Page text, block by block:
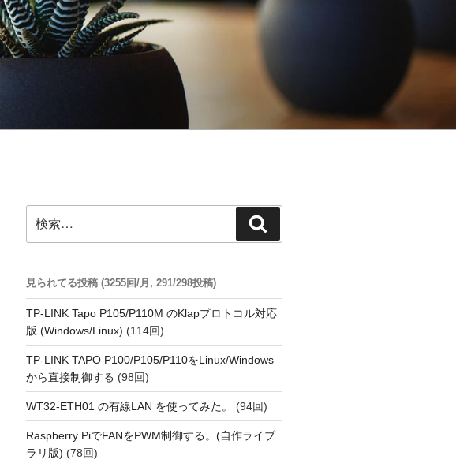
索:
索
見られてる投稿 (3255回/月, 291/298投稿)
TP-LINK Tapo P105/P110M のKlapプロトコル対応
版 (Windows/Linux) (114回)
TP-LINK TAPO P100/P105/P110をLinux/Windows
から直接制御する (98回)
WT32-ETH01 の有線LAN を使ってみた。 (94回)
Raspberry PiでFANをPWM制御する。(自作ライブ
ラリ版) (78回)